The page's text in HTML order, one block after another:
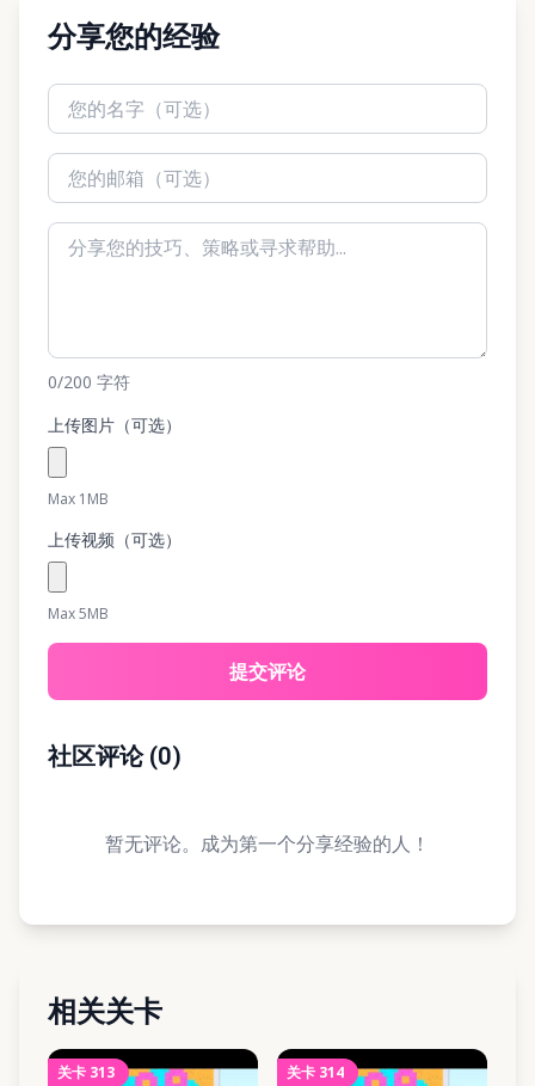
分享您的经验
0/200 字符
上传图片（可选）
Max 1MB
上传视频（可选）
Max 5MB
提交评论
社区评论(0)
暂无评论。成为第一个分享经验的人！
相关关卡
关卡 313 关卡 314